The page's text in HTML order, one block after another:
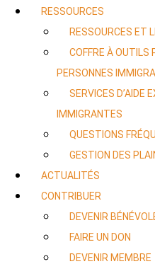
RESSOURCES
RESSOURCES ET
COFFRE À OUTILS
PERSONNES
SERVICES D’AIDE
IMMIGRANTES
QUESTIONS
GESTION DES
ACTUALITÉS
CONTRIBUER
DEVENIR
FAIRE UN DON
DEVENIR MEMBRE